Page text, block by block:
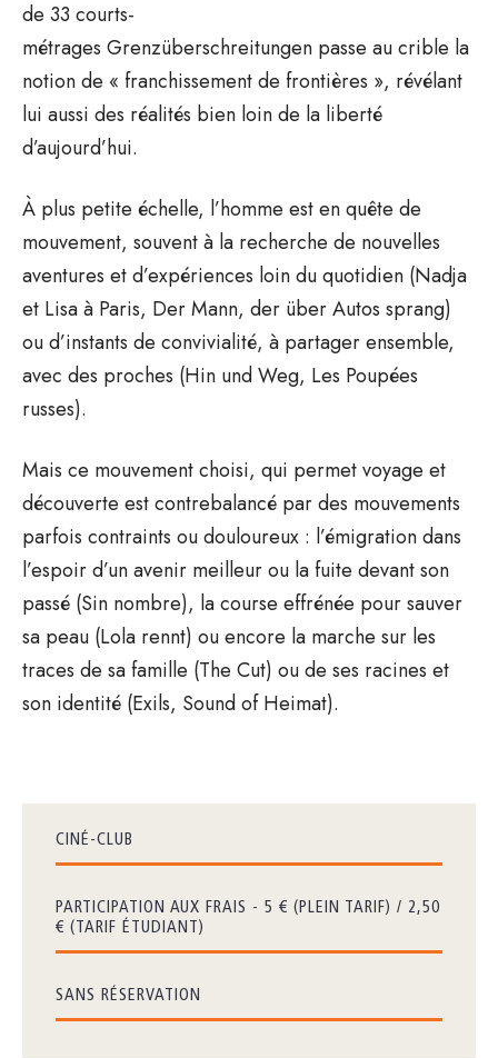
de 33 courts-
métrages Grenzüberschreitungen passe au crible la
notion de « franchissement de frontières », révélant
lui aussi des réalités bien loin de la liberté
d’aujourd’hui.
À plus petite échelle, l’homme est en quête de
mouvement, souvent à la recherche de nouvelles
aventures et d’expériences loin du quotidien (Nadja
et Lisa à Paris, Der Mann, der über Autos sprang)
ou d’instants de convivialité, à partager ensemble,
avec des proches (Hin und Weg, Les Poupées
russes).
Mais ce mouvement choisi, qui permet voyage et
découverte est contrebalancé par des mouvements
parfois contraints ou douloureux : l’émigration dans
l’espoir d’un avenir meilleur ou la fuite devant son
passé (Sin nombre), la course effrénée pour sauver
sa peau (Lola rennt) ou encore la marche sur les
traces de sa famille (The Cut) ou de ses racines et
son identité (Exils, Sound of Heimat).
CINÉ-CLUB
PARTICIPATION AUX FRAIS - 5 € (PLEIN TARIF) / 2,50
€ (TARIF ÉTUDIANT)
SANS RÉSERVATION